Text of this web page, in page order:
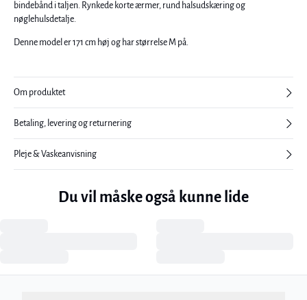
bindebånd i taljen. Rynkede korte ærmer, rund halsudskæring og
nøglehulsdetalje.
Denne model er 171 cm høj og har størrelse M på.
Om produktet
Betaling, levering og returnering
Pleje & Vaskeanvisning
Du vil måske også kunne lide